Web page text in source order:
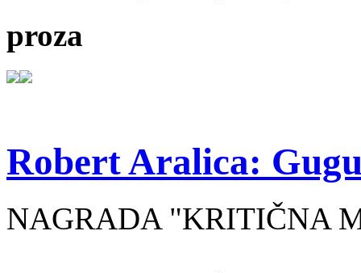
proza
Robert Aralica:
NAGRADA "KRITIČNA